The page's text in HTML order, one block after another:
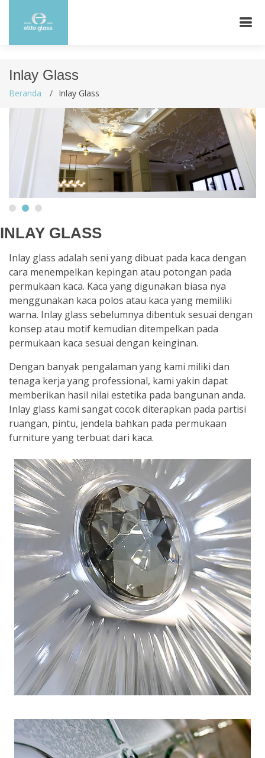
Inlay Glass
Beranda Inlay Glass
INLAY GLASS
Inlay glass adalah seni yang dibuat pada kaca dengan
cara menempelkan kepingan atau potongan pada
permukaan kaca. Kaca yang digunakan biasa nya
menggunakan kaca polos atau kaca yang memiliki
warna. Inlay glass sebelumnya dibentuk sesuai dengan
konsep atau motif kemudian ditempelkan pada
permukaan kaca sesuai dengan keinginan.
Dengan banyak pengalaman yang kami miliki dan
tenaga kerja yang professional, kami yakin dapat
memberikan hasil nilai estetika pada bangunan anda.
Inlay glass kami sangat cocok diterapkan pada partisi
ruangan, pintu, jendela bahkan pada permukaan
furniture yang terbuat dari kaca.